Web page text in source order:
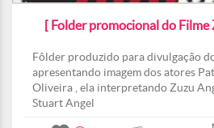
[ Folder promocional do Filme
Fôlder produzido para divulgação
apresentando imagem dos atores
Oliveira , ela interpretando Zuzu
Stuart Angel